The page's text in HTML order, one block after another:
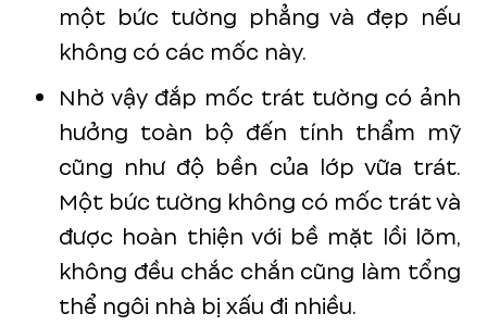
một bức tường phẳng và đẹp nếu
không có các mốc này.
Nhờ vậy đắp mốc trát tường có ảnh
hưởng toàn bộ đến tính thẩm mỹ
cũng như độ bền của lớp vữa trát.
Một bức tường không có mốc trát và
được hoàn thiện với bề mặt lồi lõm,
không đều chắc chắn cũng làm tổng
thể ngôi nhà bị xấu đi nhiều.